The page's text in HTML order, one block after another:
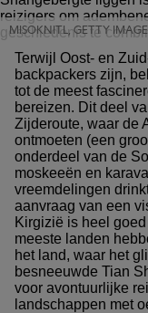
MISOKNITL, GETTY
Terwijl Oost- en
backpackers zijn,
tot de meest
bereizen. Dit deel
Zijderoute, waar de
ontmoeten (een
onderdeel van de
moskeeën en
vreemdelingen
aanvraag van een
Kirgizië is heel
meeste landen
het land, waar het
besneeuwde Tian
voor avontuurlijke
landschappen met